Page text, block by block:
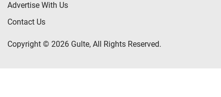
Advertise With Us
Contact Us
Copyright © 2026 Gulte, All Rights Reserved.